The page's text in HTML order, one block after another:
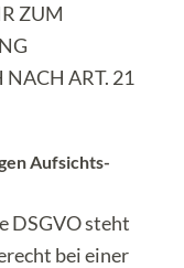
ZUM
ART. 21
Aufsichts­
DSGVO steht
bei einer